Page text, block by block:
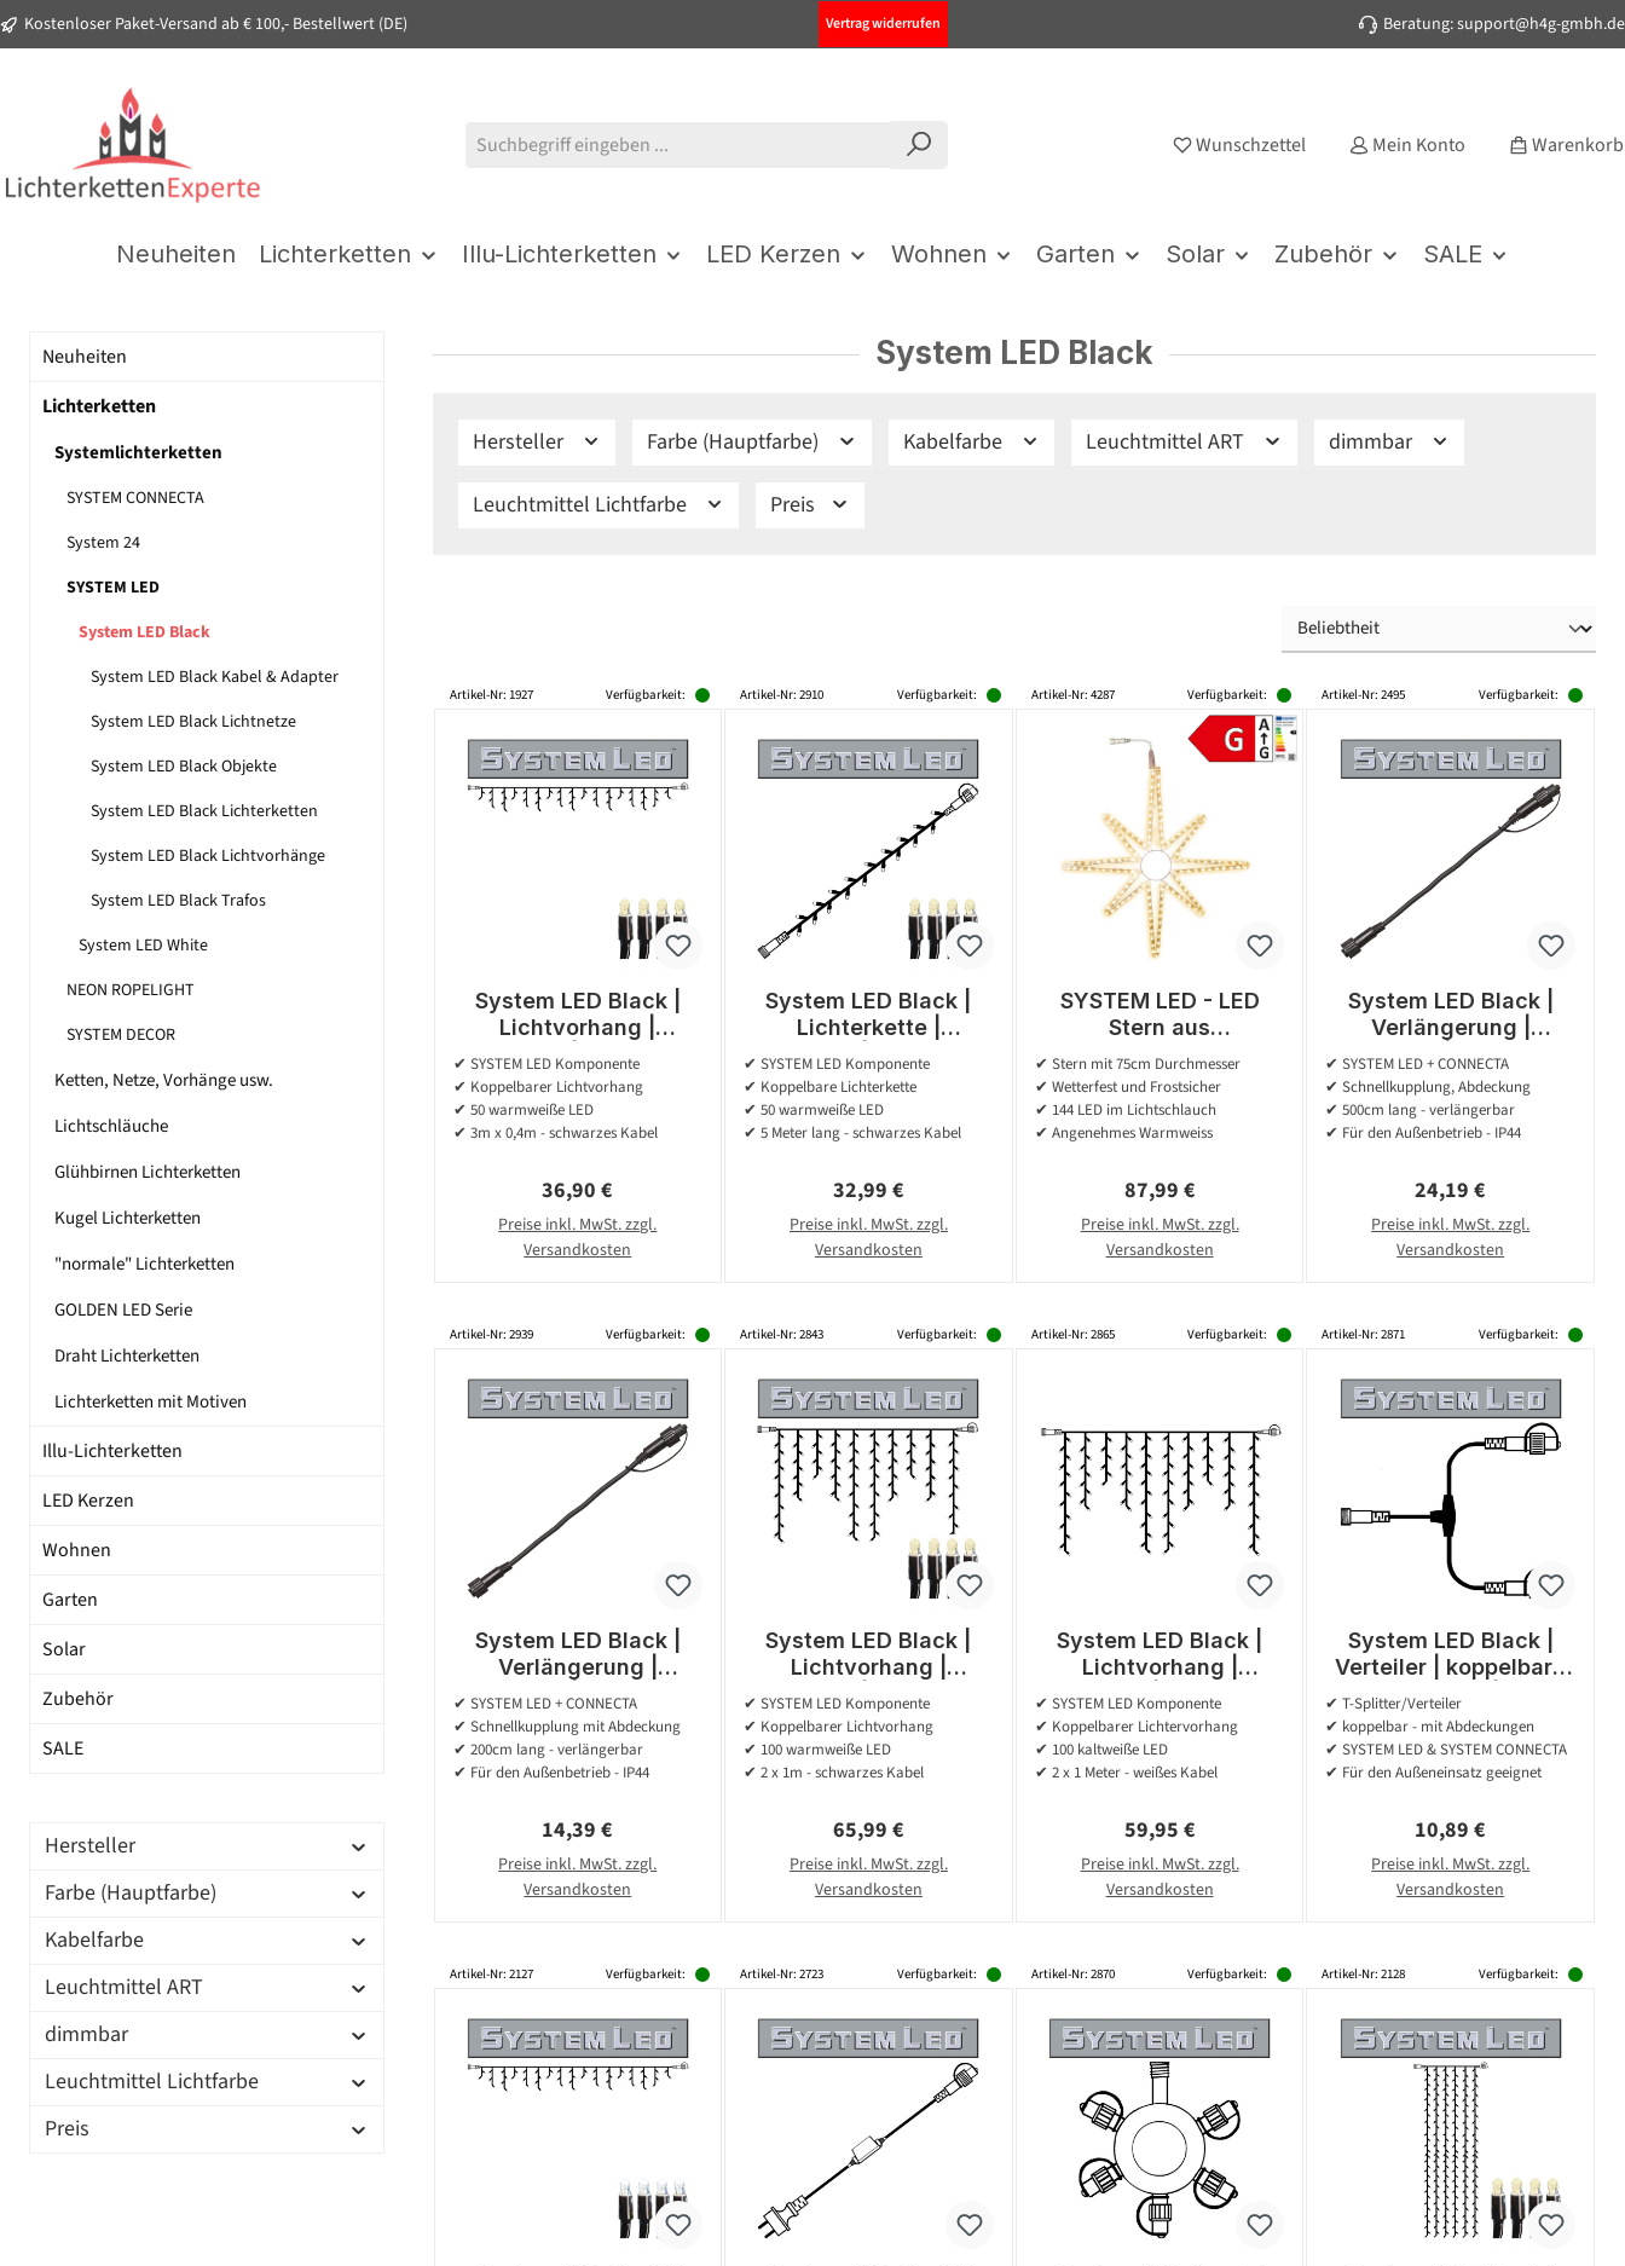
Zur Hauptnavigation springen
Kostenloser Paket-Versand ab € 100,- Bestellwert (DE) Vertrag widerrufen Beratung: support@h4g-gmbh.de
Wunschzettel Mein Konto Warenkorb
Neuheiten Lichterketten Illu-Lichterketten LED Kerzen Wohnen Garten Solar Zubehör SALE
Neuheiten
Lichterketten
Systemlichterketten
SYSTEM CONNECTA
System 24
SYSTEM LED
System LED Black
System LED Black Kabel & Adapter
System LED Black Lichtnetze
System LED Black Objekte
System LED Black Lichterketten
System LED Black Lichtvorhänge
System LED Black Trafos
System LED White
NEON ROPELIGHT
SYSTEM DECOR
Ketten, Netze, Vorhänge usw.
Lichtschläuche
Glühbirnen Lichterketten
Kugel Lichterketten
"normale" Lichterketten
GOLDEN LED Serie
Draht Lichterketten
Lichterketten mit Motiven
Illu-Lichterketten
LED Kerzen
Wohnen
Garten
Solar
Zubehör
SALE
Hersteller
Farbe (Hauptfarbe)
Kabelfarbe
Leuchtmittel ART
dimmbar
Leuchtmittel Lichtfarbe
Preis
System LED Black
Hersteller Farbe (Hauptfarbe) Kabelfarbe Leuchtmittel ART dimmbar
Leuchtmittel Lichtfarbe Preis
Artikel-Nr: 1927 Verfügbarkeit:
System LED Black |
Lichtvorhang |
koppelbar | exkl. Trafo
| 3.00m x 0.40m | 50x
Warmweiß
✔ SYSTEM LED Komponente
✔ Koppelbarer Lichtvorhang
✔ 50 warmweiße LED
✔ 3m x 0,4m - schwarzes Kabel
Regulärer Preis:
36,90 €
Preise inkl. MwSt. zzgl.
Versandkosten
Artikel-Nr: 2910 Verfügbarkeit:
System LED Black |
Lichterkette |
koppelbar | exkl. Trafo
| 5.00m | 50x
Warmweiß
✔ SYSTEM LED Komponente
✔ Koppelbare Lichterkette
✔ 50 warmweiße LED
✔ 5 Meter lang - schwarzes Kabel
Regulärer Preis:
32,99 €
Preise inkl. MwSt. zzgl.
Versandkosten
Artikel-Nr: 4287 Verfügbarkeit:
SYSTEM LED - LED
Stern aus
Lichtschlauch - 75cm -
144 warmweiße LED -
Outdoor
✔ Stern mit 75cm Durchmesser
✔ Wetterfest und Frostsicher
✔ 144 LED im Lichtschlauch
✔ Angenehmes Warmweiss
Regulärer Preis:
87,99 €
Preise inkl. MwSt. zzgl.
Versandkosten
Artikel-Nr: 2495 Verfügbarkeit:
System LED Black |
Verlängerung |
koppelbar | exkl. Trafo
| 5.00m
✔ SYSTEM LED + CONNECTA
✔ Schnellkupplung, Abdeckung
✔ 500cm lang - verlängerbar
✔ Für den Außenbetrieb - IP44
Regulärer Preis:
24,19 €
Preise inkl. MwSt. zzgl.
Versandkosten
Artikel-Nr: 2939 Verfügbarkeit:
System LED Black |
Verlängerung |
koppelbar | exkl. Trafo
| 2.00m
✔ SYSTEM LED + CONNECTA
✔ Schnellkupplung mit Abdeckung
✔ 200cm lang - verlängerbar
✔ Für den Außenbetrieb - IP44
Regulärer Preis:
14,39 €
Preise inkl. MwSt. zzgl.
Versandkosten
Artikel-Nr: 2843 Verfügbarkeit:
System LED Black |
Lichtvorhang |
koppelbar | exkl. Trafo
| 2.00m x 1.00m | 100x
Warmweiß
✔ SYSTEM LED Komponente
✔ Koppelbarer Lichtvorhang
✔ 100 warmweiße LED
✔ 2 x 1m - schwarzes Kabel
Regulärer Preis:
65,99 €
Preise inkl. MwSt. zzgl.
Versandkosten
Artikel-Nr: 2865 Verfügbarkeit:
System LED Black |
Lichtvorhang |
koppelbar | exkl. Trafo
| 2.00m x 1.00m | 100x
Kaltweiß
✔ SYSTEM LED Komponente
✔ Koppelbarer Lichtervorhang
✔ 100 kaltweiße LED
✔ 2 x 1 Meter - weißes Kabel
Regulärer Preis:
59,95 €
Preise inkl. MwSt. zzgl.
Versandkosten
Artikel-Nr: 2871 Verfügbarkeit:
System LED Black |
Verteiler | koppelbar |
exkl. Trafo | T-
Verbinder
✔ T-Splitter/Verteiler
✔ koppelbar - mit Abdeckungen
✔ SYSTEM LED & SYSTEM CONNECTA
✔ Für den Außeneinsatz geeignet
Regulärer Preis:
10,89 €
Preise inkl. MwSt. zzgl.
Versandkosten
Artikel-Nr: 2127 Verfügbarkeit: Artikel-Nr: 2723 Verfügbarkeit: Artikel-Nr: 2870 Verfügbarkeit: Artikel-Nr: 2128 Verfügbarkeit: